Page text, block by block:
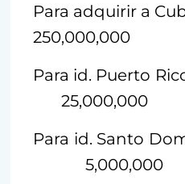
Para
250,000,000
Para id. Puerto
25,000,000
Para id. Santo
5,000,000